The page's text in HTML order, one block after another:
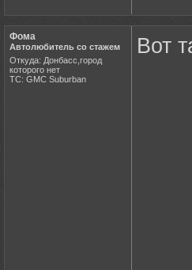
Фома
Автолюбитель со стажем
Откуда: Донбасс,город
которого нет
ТС: GMC Suburban
Вот